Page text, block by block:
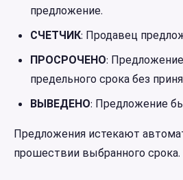
предложение.
СЧЕТЧИК: Продавец
ПРОСРОЧЕНО:
предельного срока без
ВЫВЕДЕНО: Предложение
Предложения истекают
прошествии выбранного срока.